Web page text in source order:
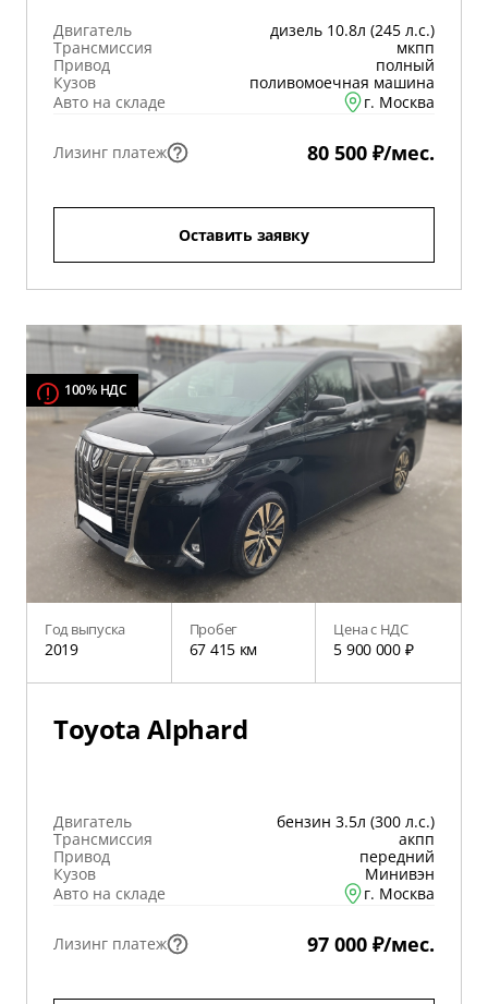
Двигатель
дизель 10.8л (245 л.с.)
Трансмиссия
мкпп
Привод
полный
Кузов
поливомоечная машина
Авто на складе
г. Москва
Лизинг платеж 80 500 ₽/мес.
Оставить заявку
100% НДС
Год выпуска
2019
Пробег
67 415 км
Цена с НДС
5 900 000 ₽
Toyota Alphard
Двигатель
бензин 3.5л (300 л.с.)
Трансмиссия
акпп
Привод
передний
Кузов
Минивэн
Авто на складе
г. Москва
Лизинг платеж 97 000 ₽/мес.